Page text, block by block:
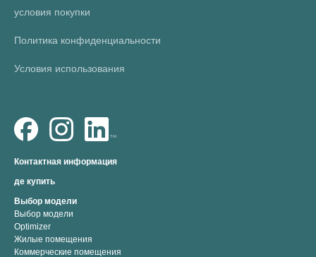
условия покупки
Политика конфиденциальности
Условия использования
Контактная информация
де купить
Выбор модели
Выбор модели
Optimizer
Жилые помещения
Коммерческие помещения